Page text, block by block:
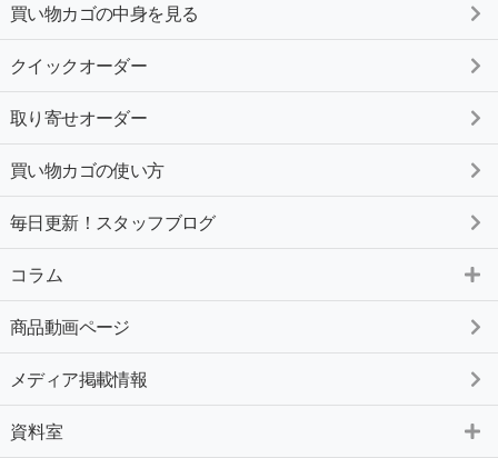
買い物カゴの中身を見る
クイックオーダー
取り寄せオーダー
買い物カゴの使い方
毎日更新！スタッフブログ
コラム
商品動画ページ
メディア掲載情報
資料室